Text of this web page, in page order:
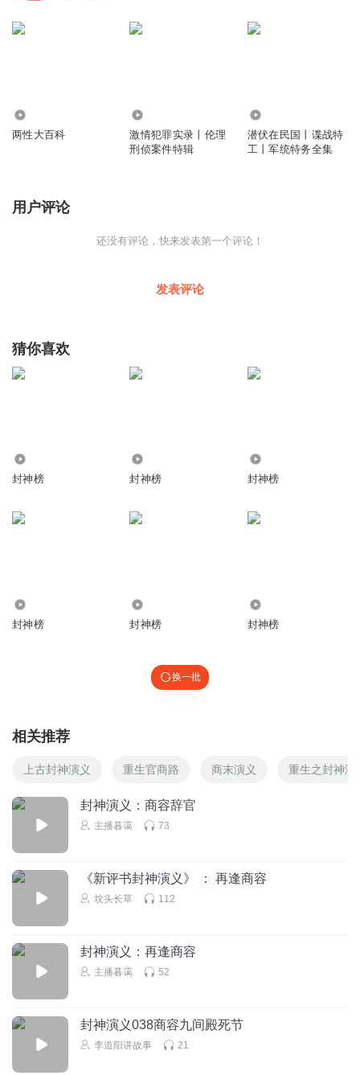
两性大百科
激情犯罪实录丨伦理
刑侦案件特辑
潜伏在民国丨谍战特
工丨军统特务全集
用户评论
还没有评论，快来发表第一个评论！
发表评论
猜你喜欢
封神榜 封神榜 封神榜
封神榜 封神榜 封神榜
换一批
相关推荐
上古封神演义 重生官商路 商末演义 重生之封神演
封神演义：商容辞官
主播暮霭 73
《新评书封神演义》 ： 再逢商容
坟头长草 112
封神演义：再逢商容
主播暮霭 52
封神演义038商容九间殿死节
李道阳讲故事 21